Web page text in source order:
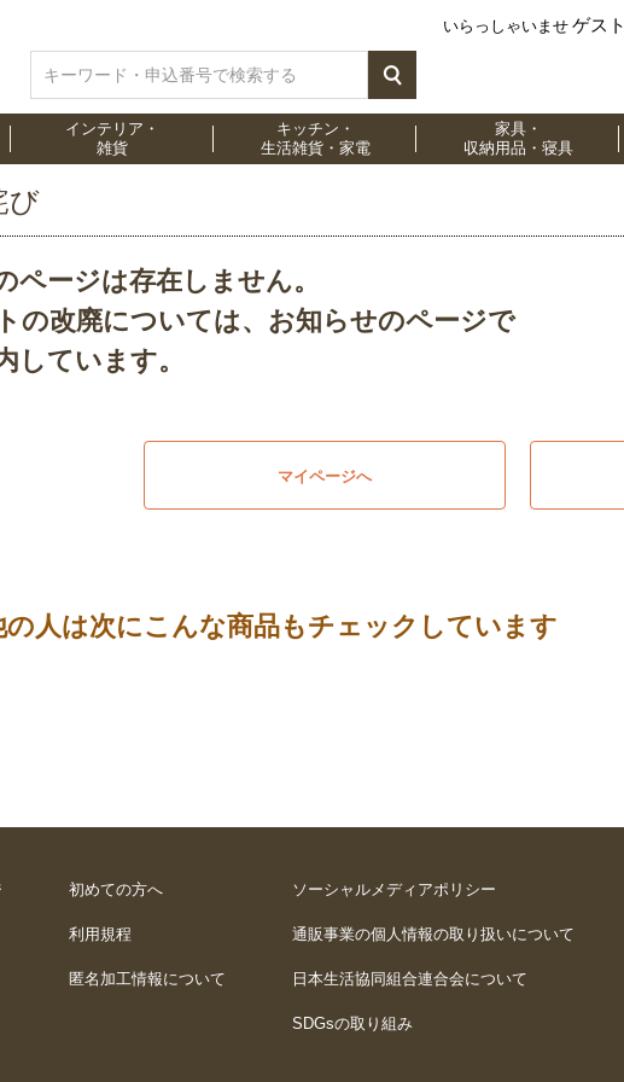
いらっしゃいませ ゲスト
インテリア・
雑貨
キッチン・
生活雑貨・家電
家具・
収納用品・寝具
び
ページは存在しません。
の改廃については、お知らせのページで
しています。
マイページへ
の人は次にこんな商品もチェックしています
初めての方へ
利用規程
匿名加工情報について
ソーシャルメディアポリシー
通販事業の個人情報の取り扱いについて
日本生活協同組合連合会について
SDGsの取り組み